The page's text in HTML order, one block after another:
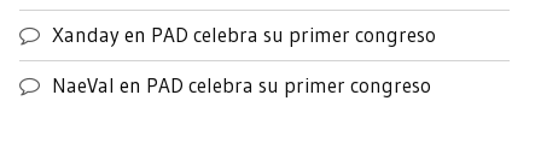
Xandayen PAD celebra su primer congreso
NaeVal en PAD celebra su primer congreso